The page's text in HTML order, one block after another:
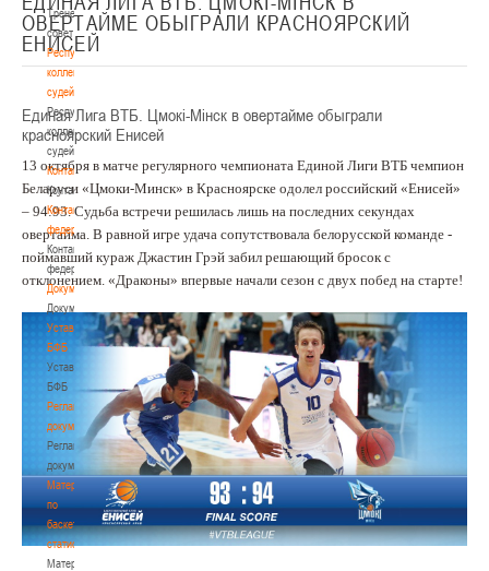
Тренерский
совет
Республиканская
коллегия
судей
Республиканская
коллегия
судей
Контакты
Контакты
Контакты
федерации
Контакты
федерации
Документы
Документы
Устав
БФБ
Устав
БФБ
Регламентирующие
документы
Регламентирующие
документы
Материалы
по
баскетбольной
статистике
Материалы
ОВЕРТАЙМЕ ОБЫГРАЛИ КРАСНОЯРСКИЙ
ЕНИСЕЙ
Единая Лига ВТБ. Цмокi-Мiнск в овертайме обыграли
красноярский Енисей
13 октября в матче регулярного чемпионата Единой Лиги ВТБ чемпион
Беларуси «Цмоки-Минск» в Красноярске одолел российский «Енисей»
– 94:93. Судьба встречи решилась лишь на последних секундах
овертайма. В равной игре удача сопутствовала белорусской команде -
поймавший кураж Джастин Грэй забил решающий бросок с
отклонением. «Драконы» впервые начали сезон с двух побед на старте!